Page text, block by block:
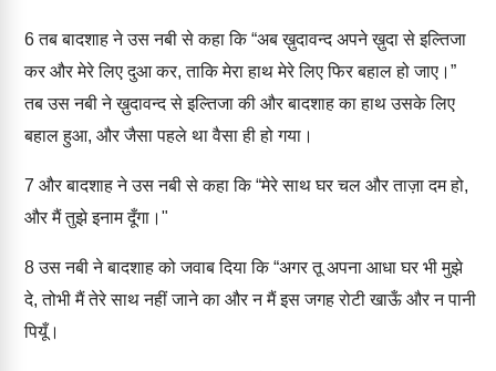
6तब बादशाह ने उस नबी से कहा कि “अब ख़ुदावन्द अपने ख़ुदा से इल्तिजा
कर और मेरे लिए दुआ कर, ताकि मेरा हाथ मेरे लिए फिर बहाल हो जाए।”
तब उस नबी ने ख़ुदावन्द से इल्तिजा की और बादशाह का हाथ उसके लिए
बहाल हुआ, और जैसा पहले था वैसा ही हो गया।
7 और बादशाह ने उस नबी से कहा कि “मेरे साथ घर चल और ताज़ा दम हो,
और मैं तुझे इनाम दूँगा।"
8उस नबी ने बादशाह को जवाब दिया कि “अगर तू अपना आधा घर भी मुझे
दे, तोभी मैं तेरे साथ नहीं जाने का और न मैं इस जगह रोटी खाऊँ और न पानी
पियूँ।